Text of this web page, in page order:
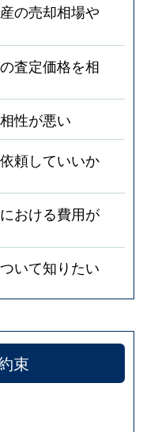
の売却相場や
査定価格を相
性が悪い
頼していいか
おける費用が
いて知りたい
束